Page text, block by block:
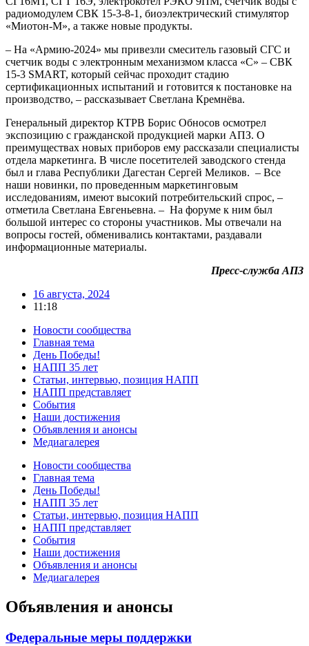
радиомодулем СВК 15-3-8-1, биоэлектрический стимулятор
«Миотон-М», а также новые продукты.
– На «Армию-2024» мы привезли смеситель газовый СГС и
счетчик воды с электронным механизмом класса «С» – СВК
15-3 SMART, который сейчас проходит стадию
сертификационных испытаний и готовится к постановке на
производство, – рассказывает Светлана Кремнёва.
Генеральный директор КТРВ Борис Обносов осмотрел
экспозицию с гражданской продукцией марки АПЗ. О
преимуществах новых приборов ему рассказали специалисты
отдела маркетинга. В числе посетителей заводского стенда
был и глава Республики Дагестан Сергей Меликов. – Все
наши новинки, по проведенным маркетинговым
исследованиям, имеют высокий потребительский спрос, –
отметила Светлана Евгеньевна. – На форуме к ним был
большой интерес со стороны участников. Мы отвечали на
вопросы гостей, обменивались контактами, раздавали
информационные материалы.
Пресс-служба АПЗ
16 августа, 2024
11:18
Новости сообщества
Главная тема
День Победы!
НАПП 35 лет
Статьи, интервью, позиция НАПП
НАПП представляет
События
Наши достижения
Объявления и анонсы
Медиагалерея
Новости сообщества
Главная тема
День Победы!
НАПП 35 лет
Статьи, интервью, позиция НАПП
НАПП представляет
События
Наши достижения
Объявления и анонсы
Медиагалерея
Объявления и анонсы
Федеральные меры поддержки